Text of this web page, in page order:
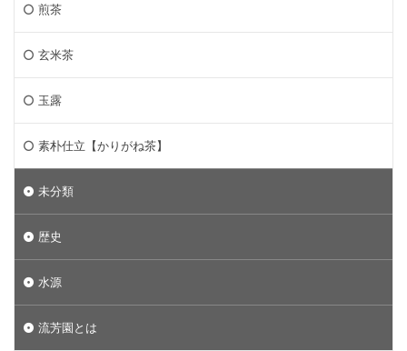
煎茶
玄米茶
玉露
素朴仕立【かりがね茶】
未分類
歴史
水源
流芳園とは